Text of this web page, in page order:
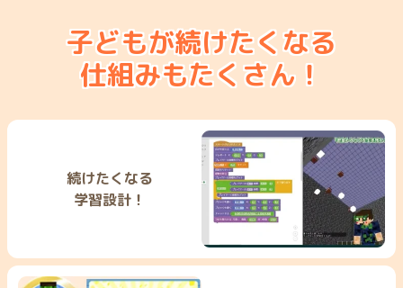
子どもが続けたくなる
仕組みもたくさん！
続けたくなる
学習設計！